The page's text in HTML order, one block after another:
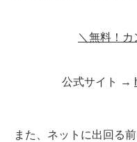
＼無料！カ
公式サイト →
また、ネットに出回る